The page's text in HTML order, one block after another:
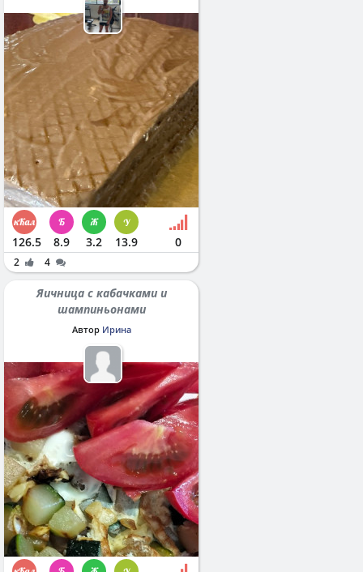
126.5 8.9 3.2 13.9 0
2 4
Яичница с кабачками и
шампиньонами
Автор Ирина